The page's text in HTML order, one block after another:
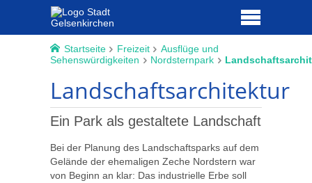
Startseite Freizeit
Ausflüge und
Sehenswürdigkeiten
Nordsternpark
Landschaftsarchitektur
Ein Park als gestaltete Landschaft
Bei der Planung des Landschaftsparks auf dem
Gelände der ehemaligen Zeche Nordstern war
von Beginn an klar: Das industrielle Erbe soll